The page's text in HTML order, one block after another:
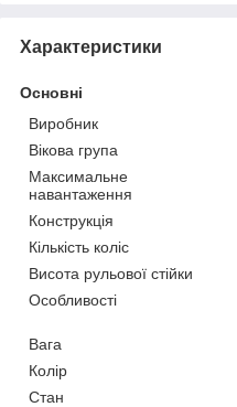
Характеристики
Основні
Виробник
Вікова група
Максимальне
навантаження
Конструкція
Кількість коліс
Висота рульової стійки
Особливості
Вага
Колір
Стан